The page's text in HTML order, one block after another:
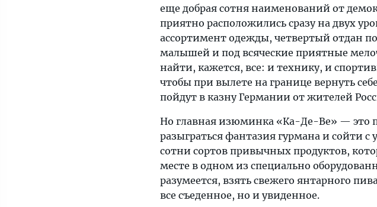
еще добрая сотня наименований от
приятно расположились сразу на двух
ассортимент одежды, четвертый отдан
малышей и под всяческие приятные
найти, кажется, все: и технику, и
чтобы при вылете на границе вернуть
пойдут в казну Германии от жителей
Но главная изюминка «Ка-Де-Ве» — это
разыграться фантазия гурмана и сойти
сотни сортов привычных продуктов,
месте в одном из специально
разумеется, взять свежего янтарного
все съеденное, но и увиденное.